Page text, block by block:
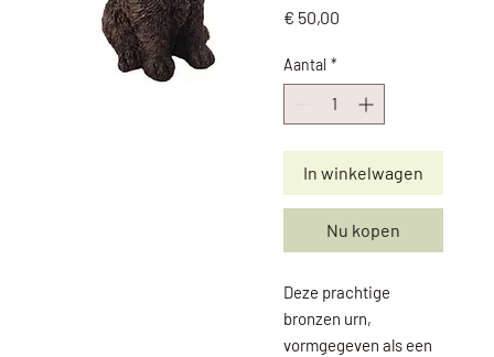
€ 50,00
Aantal *
In winkelwagen
Nu kopen
Deze prachtige
bronzen urn,
vormgegeven als een